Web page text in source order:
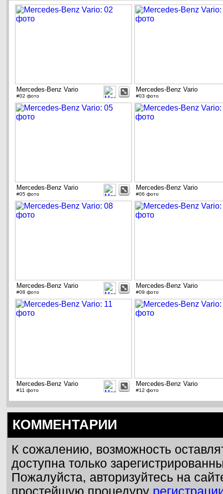
Mercedes-Benz Vario
#02 фото
Mercedes-Benz Vario
#03 фото
Mercedes-Benz Vario
#05 фото
Mercedes-Benz Vario
#06 фото
Mercedes-Benz Vario
#08 фото
Mercedes-Benz Vario
#09 фото
Mercedes-Benz Vario
#11 фото
Mercedes-Benz Vario
#12 фото
КОММЕНТАРИИ
К сожалению, возможность
доступна только
Пожалуйста, авторизуйтесь на